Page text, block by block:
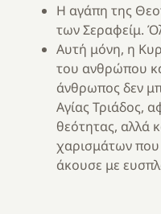
Η αγάπη της
των Σεραφείμ.
Αυτή μόνη, η
του ανθρώπου
άνθρωπος δεν
Αγίας Τριάδος,
θεότητας, αλλά
χαρισμάτων που
άκουσε με